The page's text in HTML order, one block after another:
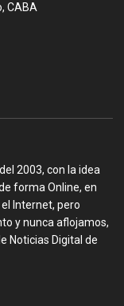
CABA
2003, con la idea
forma Online, en
Internet, pero
y nunca aflojamos,
Noticias Digital de